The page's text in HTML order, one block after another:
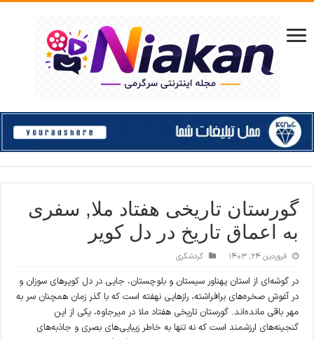
گورستان تاریخی هفتاد ملا, سفری
به اعماق تاریخ در دل کویر
فروردین ۲۴, ۱۴۰۳ گردشگری
در گوشه‌ای از استان پهناور سیستان و بلوچستان، جایی در دل کویرهای سوزان و
در آغوش صخره‌های برافراشته، رازهایی نهفته است که با گذر زمان همچنان سر به
مهر باقی مانده‌اند. گورستان تاریخی هفتاد ملا در میرجاوه، یکی از این
گنجینه‌های ارزشمند است که نه تنها به خاطر زیبایی‌های بصری و جاذبه‌های